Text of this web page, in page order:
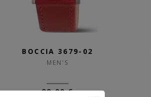
BOCCIA 3679-02
MEN'S
99,00 €